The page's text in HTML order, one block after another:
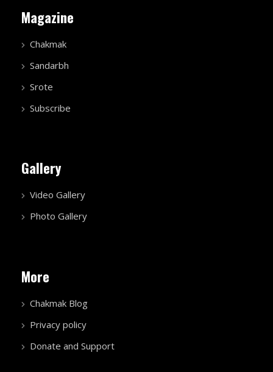
Magazine
Chakmak
Sandarbh
Srote
Subscribe
Gallery
Video Gallery
Photo Gallery
More
Chakmak Blog
Privacy policy
Donate and Support